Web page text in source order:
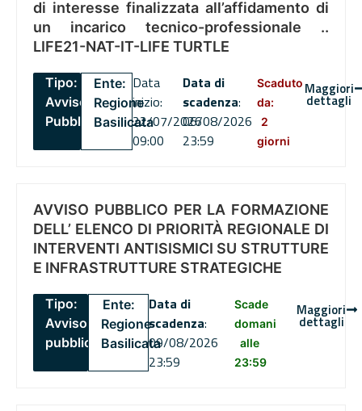
di interesse finalizzata all’affidamento di
un incarico tecnico-professionale ..
LIFE21-NAT-IT-LIFE TURTLE
Tipo:
Avviso
Pubblico
Ente:
Regione
Basilicata
Data
inizio:
22/07/2026
09:00
Data di
scadenza:
06/08/2026
23:59
Scaduto
da:
2
giorni
Maggiori
dettagli
AVVISO PUBBLICO PER LA FORMAZIONE
DELL’ ELENCO DI PRIORITÀ REGIONALE DI
INTERVENTI ANTISISMICI SU STRUTTURE
E INFRASTRUTTURE STRATEGICHE
Tipo:
Avviso
pubblico
Ente:
Regione
Basilicata
Data di
scadenza:
09/08/2026
23:59
Scade
domani
alle
23:59
Maggiori
dettagli